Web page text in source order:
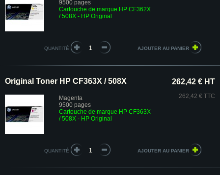
9500 pages
Cartouche de marque HP CF362X
/ 508X - HP Original
QUANTITÉ
Original Toner HP CF363X / 508X
Magenta
9500 pages
Cartouche de marque HP CF363X
/ 508X - HP Original
262,42 € HT
262,42 € TTC
QUANTITÉ